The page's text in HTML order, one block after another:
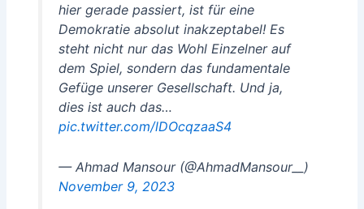
hier gerade passiert, ist für eine
Demokratie absolut inakzeptabel! Es
steht nicht nur das Wohl Einzelner auf
dem Spiel, sondern das fundamentale
Gefüge unserer Gesellschaft. Und ja,
dies ist auch das…
pic.twitter.com/lDOcqzaaS4
— Ahmad Mansour (@AhmadMansour__)
November 9, 2023